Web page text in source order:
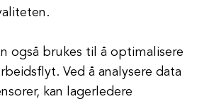
også brukes til å optimalisere
Ved å analysere data
kan lagerledere